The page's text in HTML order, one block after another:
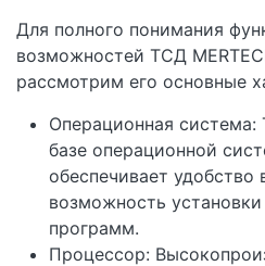
Для полного понимания
возможностей ТСД
рассмотрим его основные
Операционная система:
базе операционной
обеспечивает удобство
возможность
программ.
Процессор: